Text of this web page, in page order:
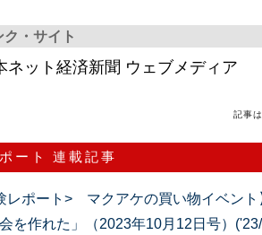
ク・サイト
ネット経済新聞 ウェブメディア
記事
ート 連載記事
レポート> マクアケの買い物イベン
を作れた」（2023年10月12日号）